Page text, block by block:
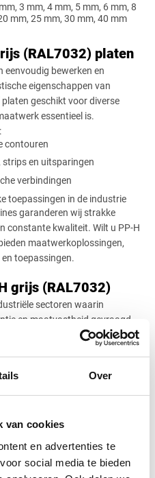
Over
van cookies
en advertenties te
social media te bieden
3 mm, 4 mm, 5 mm, 6 mm, 8
mm, 25 mm, 30 mm, 40 mm
(RAL7032) platen
eenvoudig bewerken en
eigenschappen van
geschikt voor diverse
essentieel is.
:
contouren
strips en uitsparingen
verbindingen
toepassingen in de industrie
garanderen wij strakke
constante kwaliteit. Wilt u PP-H
maatwerkoplossingen,
toepassingen.
grijs (RAL7032)
sectoren waarin
en maatvastheid gevraagd
het materiaal ideaal voor
en tanks in de chemische
en luchttechnische